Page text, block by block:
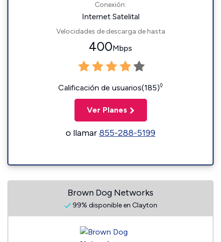
Conexión:
Internet Satelital
Velocidades de descarga de hasta
400Mbps
Calificación de usuarios(185)◊
Ver Planes
o llamar855-288-5199
Brown Dog Networks
99% disponible en Clayton